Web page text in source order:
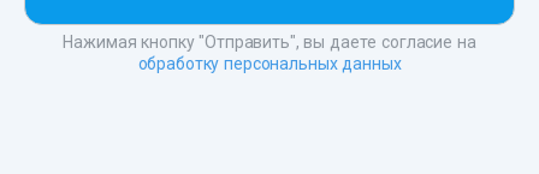
Нажимая кнопку "Отправить", вы даете согласие на
обработку персональных данных